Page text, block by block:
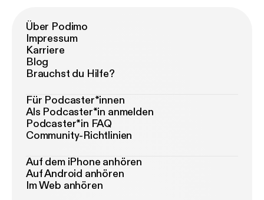
Über Podimo
Impressum
Karriere
Blog
Brauchst du Hilfe?
Für Podcaster*innen
Als Podcaster*in anmelden
Podcaster*in FAQ
Community-Richtlinien
Auf dem iPhone anhören
Auf Android anhören
Im Web anhören